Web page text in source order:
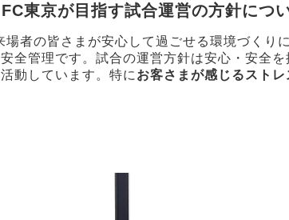
東京が目指す試合運営の方針につ
者の皆さまが安心して過ごせる環境づくり
全管理です。試合の運営方針は安心・安全
動しています。特に お客さまが感じるスト